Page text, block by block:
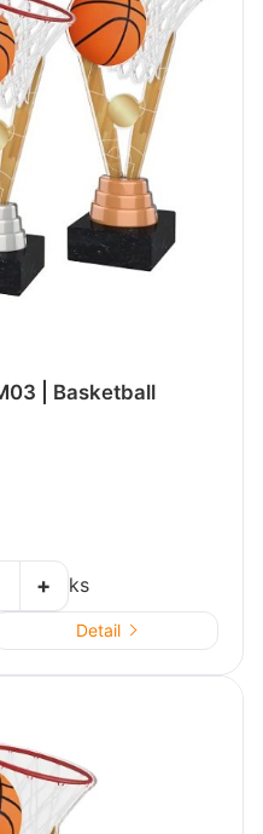
| Basketball
+ ks
Detail